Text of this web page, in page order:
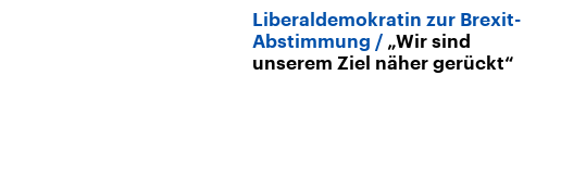
Liberaldemokratin zur Brexit-
Abstimmung
„Wir sind
unserem Ziel näher gerückt“